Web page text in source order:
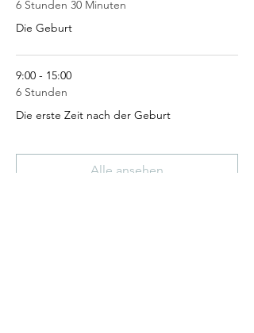
6 Stunden 30 Minuten
Die Geburt
9:00 - 15:00
6 Stunden
Die erste Zeit nach der Geburt
Alle ansehen